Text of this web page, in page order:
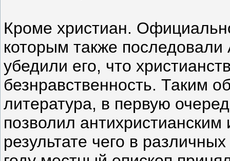
Кроме христиан.
которым также
убедили его, что
безнравственность. Таким
литература, в первую
позволил
результате чего в